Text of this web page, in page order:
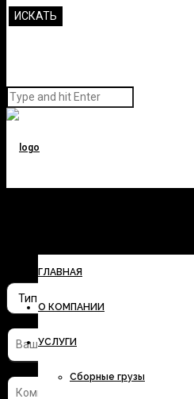
ГЛАВНАЯ
О КОМПАНИИ
УСЛУГИ
Сборные грузы
стоимость